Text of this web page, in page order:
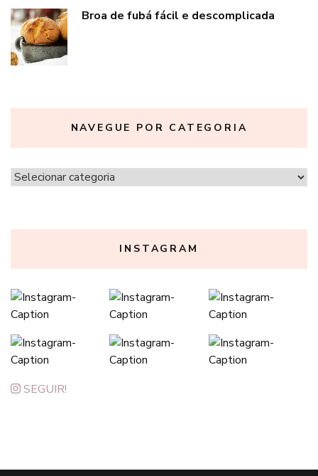
Broa de fubá fácil e descomplicada
NAVEGUE POR CATEGORIA
Navegue
INSTAGRAM
SEGUIR!